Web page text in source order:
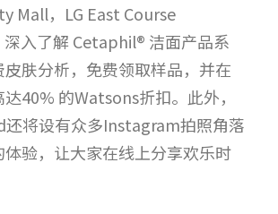
Mall，LG East Course
入了解 Cetaphil® 洁面产品系
肤分析，免费领取样品，并在
40% 的Watsons折扣。此外，
还将设有众多Instagram拍照角落
验，让大家在线上分享欢乐时